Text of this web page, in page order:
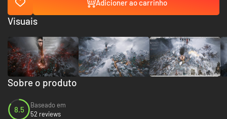
Adicioner ao carrinho
Sobre o produto
8.5
Baseado em
52 reviews
Visuais